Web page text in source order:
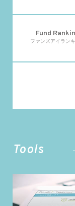
Fund
ファンズアイラン
Tools